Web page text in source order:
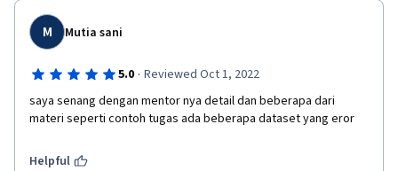
M Mutia sani
5.0 · Reviewed Oct 1, 2022
saya senang dengan mentor nya detail dan beberapa dari
materi seperti contoh tugas ada beberapa dataset yang eror
Helpful